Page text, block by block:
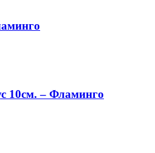
10см. – Фламинго